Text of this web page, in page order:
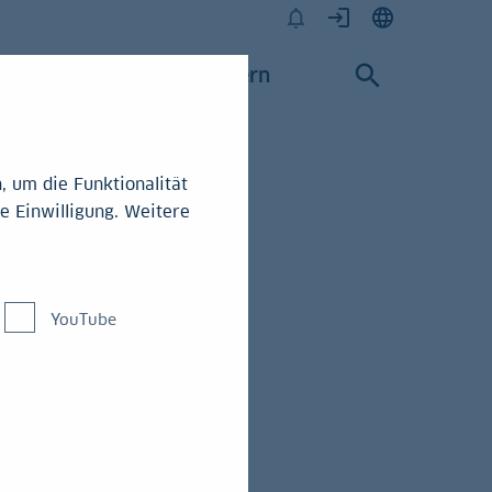
Konzern
des
um die Funktionalität
Einwilligung. Weitere
YouTube